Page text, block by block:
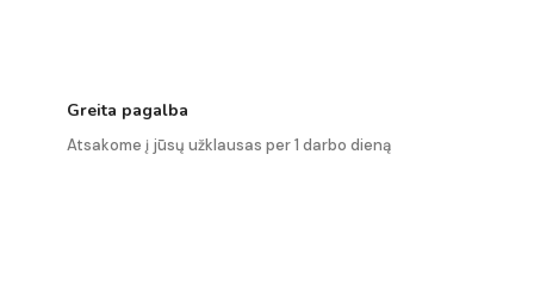
Greita pagalba
Atsakome į jūsų užklausas per 1 darbo dieną